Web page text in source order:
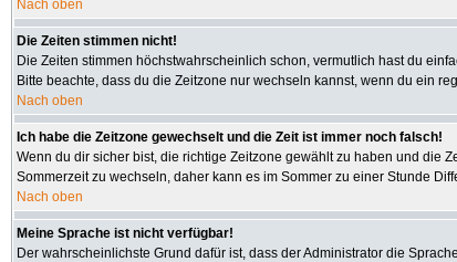
Nach oben
Die Zeiten stimmen nicht!
Die Zeiten stimmen höchstwahrscheinlich schon, vermutlich hast du
Bitte beachte, dass du die Zeitzone nur wechseln kannst, wenn du ein
Nach oben
Ich habe die Zeitzone gewechselt und die Zeit ist immer noch falsch!
Wenn du dir sicher bist, die richtige Zeitzone gewählt zu haben und die
Sommerzeit zu wechseln, daher kann es im Sommer zu einer Stunde
Nach oben
Meine Sprache ist nicht verfügbar!
Der wahrscheinlichste Grund dafür ist, dass der Administrator die